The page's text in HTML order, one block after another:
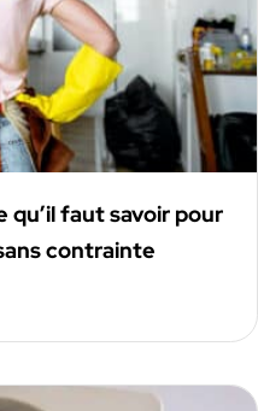
faut savoir pour
contrainte